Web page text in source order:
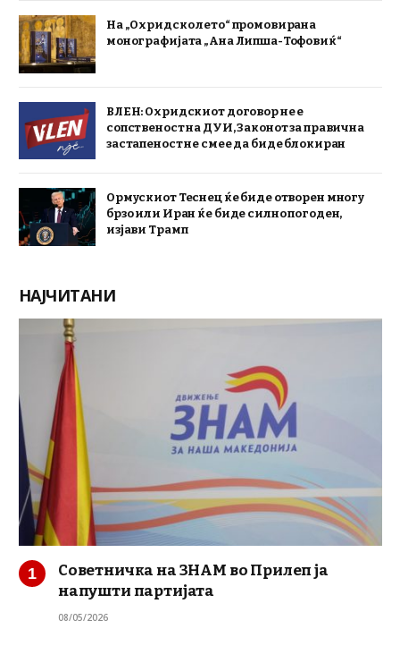
На „Охридско лето“ промовирана
монографијата „Ана Липша-Тофовиќ“
ВЛЕН: Охридскиот договор не е
сопственост на ДУИ, Законот за правична
застапеност не смее да биде блокиран
Ормускиот Теснец ќе биде отворен многу
брзо или Иран ќе биде силно погоден,
изјави Трамп
НАЈЧИТАНИ
Советничка на ЗНАМ во Прилеп ја
напушти партијата
08/05/2026